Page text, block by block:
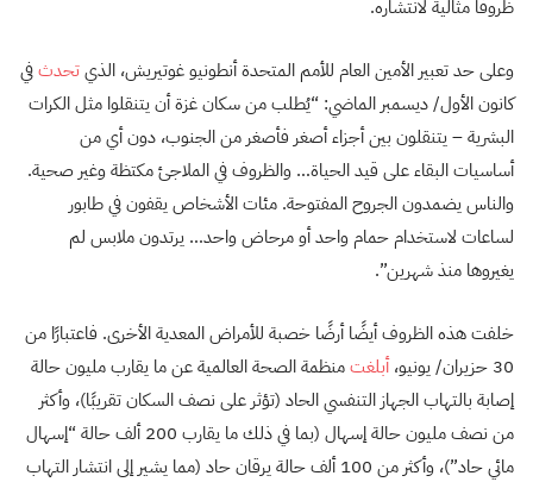
ظروفًا مثالية لانتشاره.
وعلى حد تعبير الأمين العام للأمم المتحدة أنطونيو غوتيريش، الذيتحدثفي
كانون الأول/ ديسمبر الماضي: “يُطلب من سكان غزة أن يتنقلوا مثل الكرات
البشرية – يتنقلون بين أجزاء أصغر فأصغر من الجنوب، دون أي من
أساسيات البقاء على قيد الحياة… والظروف في الملاجئ مكتظة وغير صحية.
والناس يضمدون الجروح المفتوحة. مئات الأشخاص يقفون في طابور
لساعات لاستخدام حمام واحد أو مرحاض واحد… يرتدون ملابس لم
يغيروها منذ شهرين”.
خلفت هذه الظروف أيضًا أرضًا خصبة للأمراض المعدية الأخرى. فاعتبارًا من
30 حزيران/ يونيو،
أبلغتمنظمة الصحة العالمية عن ما يقارب مليون حالة
إصابة بالتهاب الجهاز التنفسي الحاد (تؤثر على نصف السكان تقريبًا)، وأكثر
من نصف مليون حالة إسهال (بما في ذلك ما يقارب 200 ألف حالة “إسهال
مائي حاد”)، وأكثر من 100 ألف حالة يرقان حاد (مما يشير إلى انتشار التهاب